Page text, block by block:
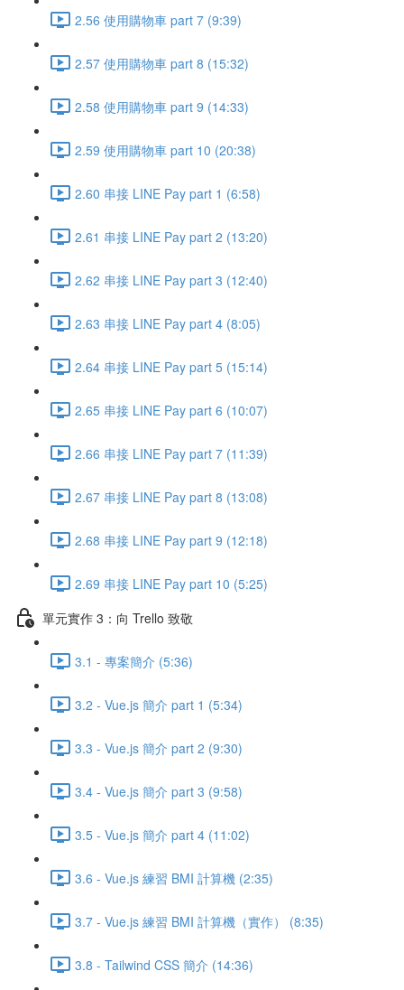
2.56 使用購物車 part 7 (9:39)
2.57 使用購物車 part 8 (15:32)
2.58 使用購物車 part 9 (14:33)
2.59 使用購物車 part 10 (20:38)
2.60 串接 LINE Pay part 1 (6:58)
2.61 串接 LINE Pay part 2 (13:20)
2.62 串接 LINE Pay part 3 (12:40)
2.63 串接 LINE Pay part 4 (8:05)
2.64 串接 LINE Pay part 5 (15:14)
2.65 串接 LINE Pay part 6 (10:07)
2.66 串接 LINE Pay part 7 (11:39)
2.67 串接 LINE Pay part 8 (13:08)
2.68 串接 LINE Pay part 9 (12:18)
2.69 串接 LINE Pay part 10 (5:25)
單元實作 3：向 Trello 致敬
3.1 - 專案簡介 (5:36)
3.2 - Vue.js 簡介 part 1 (5:34)
3.3 - Vue.js 簡介 part 2 (9:30)
3.4 - Vue.js 簡介 part 3 (9:58)
3.5 - Vue.js 簡介 part 4 (11:02)
3.6 - Vue.js 練習 BMI 計算機 (2:35)
3.7 - Vue.js 練習 BMI 計算機（實作） (8:35)
3.8 - Tailwind CSS 簡介 (14:36)